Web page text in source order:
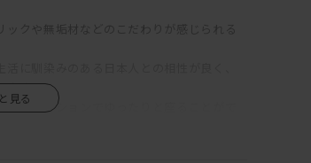
ます。
背クッションでゆったりと座ることがで